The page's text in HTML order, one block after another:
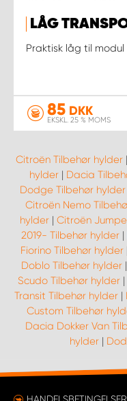
LÅG
Praktisk låg til modul
85 DKK
EKSKL. 25 % MOMS
Citroën Tilbehør hylder|
hylder| Dacia
Dodge Tilbehør hylder
Citroën Nemo
hylder | Citroën
2019- Tilbehør hylder|
Fiorino Tilbehør hylder|
Doblo Tilbehør hylder |
Scudo Tilbehør hylder|
Transit Tilbehør hylder|
Custom Tilbehør
Dacia Dokker Van
hylder|